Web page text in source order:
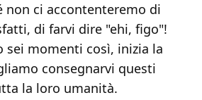
non ci accontenteremo di
di farvi dire "ehi, figo"!
sei momenti così, inizia la
consegnarvi questi
la loro umanità.